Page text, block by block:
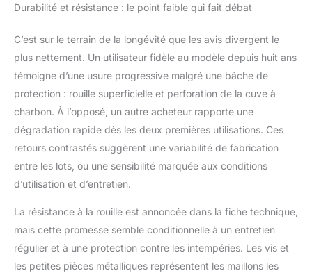
grâce aux bouches
thermomètre intégré et
à la plaque à charbon
réglable en hauteur. Le
gril à charbon de bois
dispose également
d'un ouvre-bouteille
intégré.
Remarque :
N'utilisez pas de bois
barbecues au charbon
fissurera en raison de
la température élevée
de la flamme nue. La
charge maximale de
charbon du bac à
Durabilité et résistance : le point faible qui fait débat
C’est sur le terrain de la longévité que les avis divergent le
plus nettement. Un utilisateur fidèle au modèle depuis huit ans
témoigne d’une usure progressive malgré une bâche de
protection : rouille superficielle et perforation de la cuve à
charbon. À l’opposé, un autre acheteur rapporte une
dégradation rapide dès les deux premières utilisations. Ces
retours contrastés suggèrent une variabilité de fabrication
entre les lots, ou une sensibilité marquée aux conditions
d’utilisation et d’entretien.
La résistance à la rouille est annoncée dans la fiche technique,
mais cette promesse semble conditionnelle à un entretien
régulier et à une protection contre les intempéries. Les vis et
les petites pièces métalliques représentent les maillons les